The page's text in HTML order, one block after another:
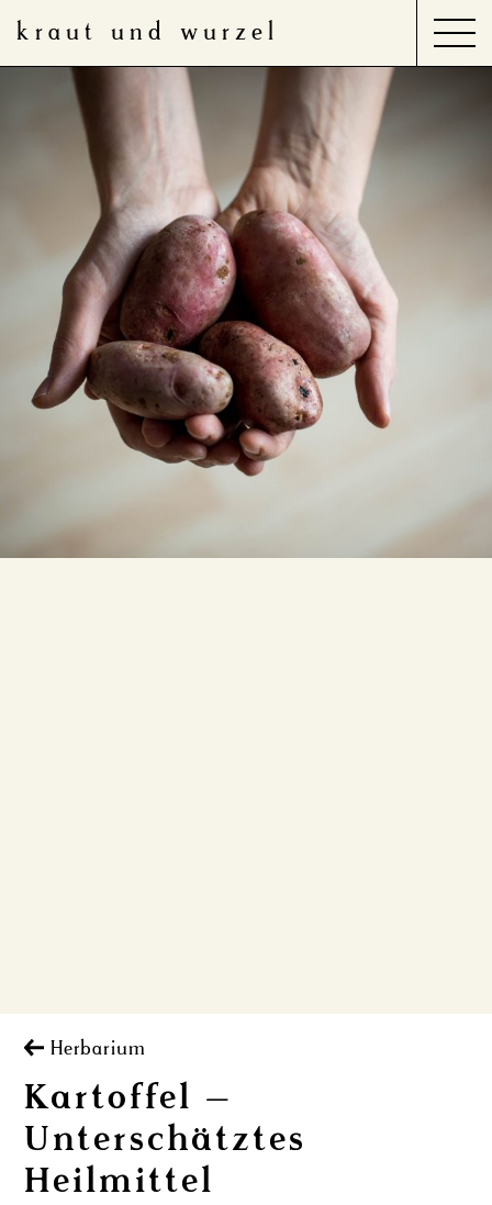
kraut und wurzel
Produkte
Anwendungsbereiche
Herbarium
Kartoffel –
Unterschätztes
Heilmittel